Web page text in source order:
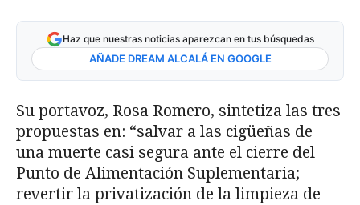
Haz que nuestras noticias aparezcan en tus búsquedas
AÑADE DREAM ALCALÁ EN GOOGLE
Su portavoz, Rosa Romero, sintetiza las tres
propuestas en: “salvar a las cigüeñas de
una muerte casi segura ante el cierre del
Punto de Alimentación Suplementaria;
revertir la privatización de la limpieza de